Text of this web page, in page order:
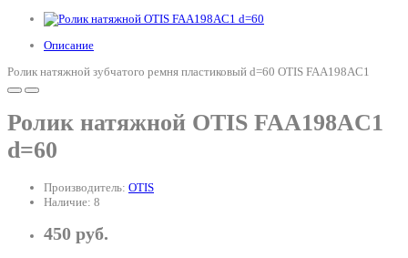
Описание
Ролик натяжной зубчатого ремня пластиковый d=60 OTIS FAA198AC1
Ролик натяжной OTIS FAA198AC1
d=60
Производитель: OTIS
Наличие: 8
450 руб.